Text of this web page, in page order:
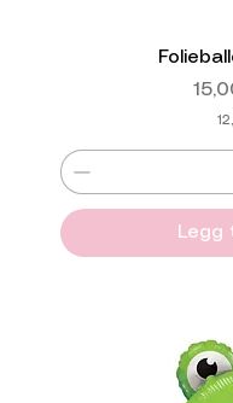
Pris
Legg